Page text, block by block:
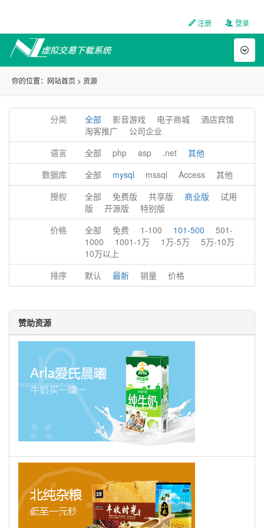
注册 登录
你的位置： 网站首页 > 资源
分类 全部 影音游戏 电子商城
酒店宾馆
淘客推广
公司企业
语言
全部 php asp .net
其他
数据库
全部 mysql mssql Access
其他
授权
全部 免费版 共享版 商业版
试用
版
开源版
特别版
价格
全部 免费 1-100 101-500
501-
1000
1001-1万 1万-5万
5万-10万
10万以上
排序
默认 最新 销量 价格
赞助资源